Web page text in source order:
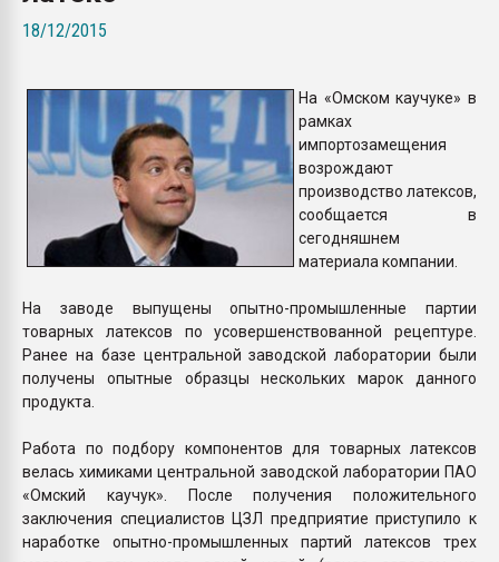
ПЕРЕЙТИ НА
18/12/2015
На «Омском каучуке» в
рамках
импортозамещения
возрождают
производство латексов,
сообщается в
сегодняшнем
материала компании.
На заводе выпущены опытно-промышленные партии
товарных латексов по усовершенствованной рецептуре.
Ранее на базе центральной заводской лаборатории были
получены опытные образцы нескольких марок данного
продукта.
Работа по подбору компонентов для товарных латексов
велась химиками центральной заводской лаборатории ПАО
«Омский каучук». После получения положительного
заключения специалистов ЦЗЛ предприятие приступило к
наработке опытно-промышленных партий латексов трех